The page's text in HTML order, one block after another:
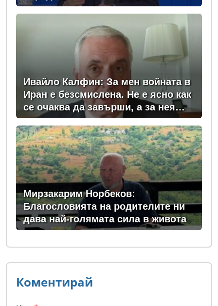
заплата
Ивайло Калфин: За мен войната в
Иран е безсмислена. Не е ясно как
се очаква да завърши, а за нея
плащаме всички - и в България, и
в Европа
Мирзакарим Норбеков:
Благословията на родителите ни
дава най-голямата сила в живота
Коментирай